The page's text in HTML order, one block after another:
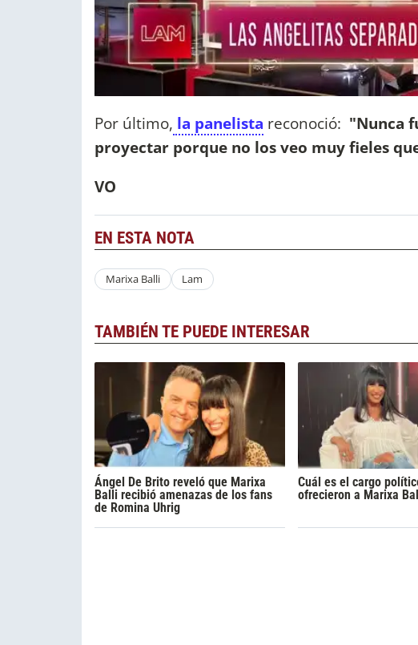
Por último, la panelista reconoció: "Nunca
proyectar porque no los veo muy fieles
VO
EN ESTA NOTA
Marixa Balli Lam
TAMBIÉN TE PUEDE INTERESAR
Ángel De Brito reveló que Marixa
Balli recibió amenazas de los fans
de Romina Uhrig
Cuál es el cargo
ofrecieron a Marixa